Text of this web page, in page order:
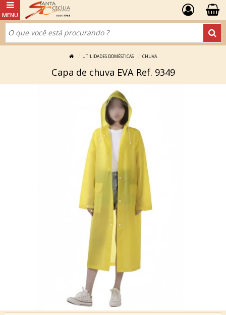
UTILIDADES DOMÉSTICAS CHUVA
Capa de chuva EVA Ref. 9349